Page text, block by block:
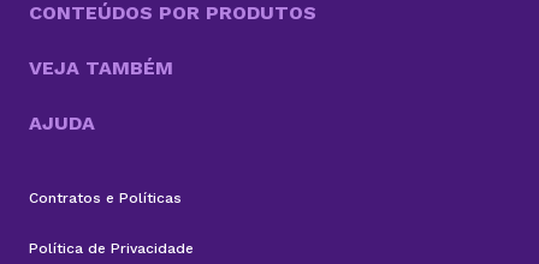
CONTEÚDOS POR PRODUTOS
VEJA TAMBÉM
AJUDA
Contratos e Políticas
Política de Privacidade